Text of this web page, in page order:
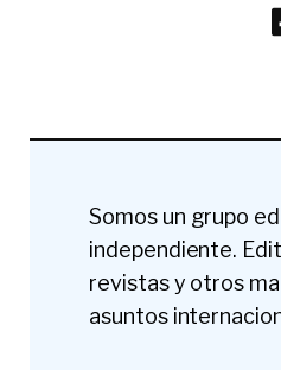
Somos un grupo
independiente.
revistas y otros
asuntos